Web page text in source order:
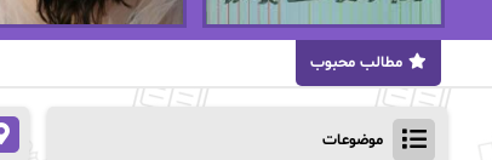
مطالب محبوب
موضوعات